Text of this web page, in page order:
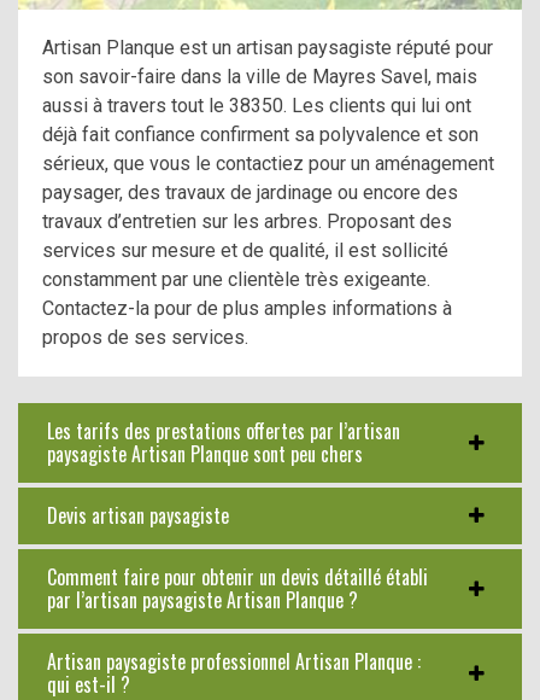
Artisan Planque est un artisan paysagiste réputé pour
son savoir-faire dans la ville de Mayres Savel, mais
aussi à travers tout le 38350. Les clients qui lui ont
déjà fait confiance confirment sa polyvalence et son
sérieux, que vous le contactiez pour un aménagement
paysager, des travaux de jardinage ou encore des
travaux d’entretien sur les arbres. Proposant des
services sur mesure et de qualité, il est sollicité
constamment par une clientèle très exigeante.
Contactez-la pour de plus amples informations à
propos de ses services.
Les tarifs des prestations offertes par l’artisan
paysagiste Artisan Planque sont peu chers
Devis artisan paysagiste
Comment faire pour obtenir un devis détaillé établi
par l’artisan paysagiste Artisan Planque ?
Artisan paysagiste professionnel Artisan Planque :
qui est-il ?